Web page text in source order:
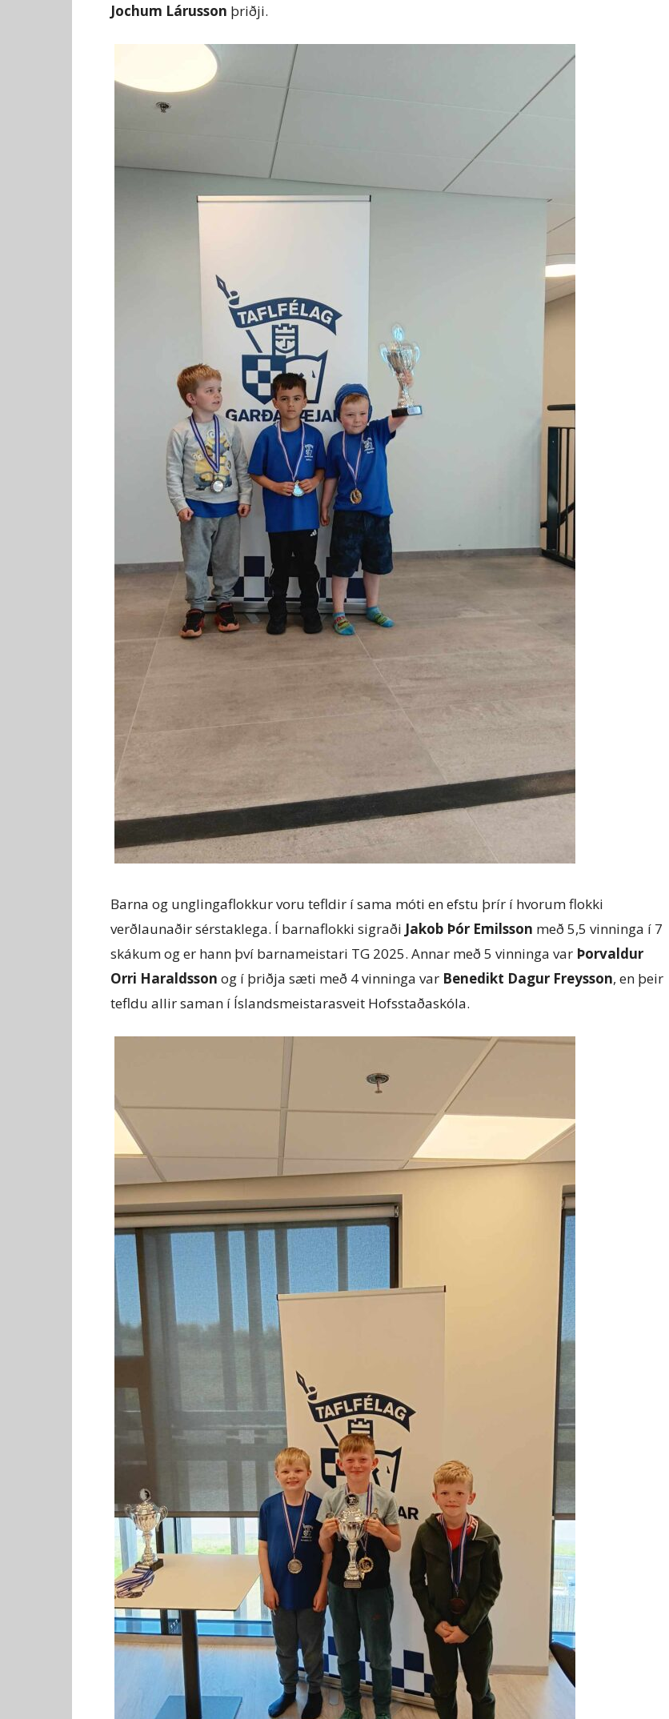
Jochum Lárusson þriðji.
Barna og unglingaflokkur voru tefldir í sama móti en efstu þrír í hvorum flokki
verðlaunaðir sérstaklega. Í barnaflokki sigraði Jakob Þór Emilsson með 5,5 vinninga í 7
skákum og er hann því barnameistari TG 2025. Annar með 5 vinninga var Þorvaldur
Orri Haraldsson og í þriðja sæti með 4 vinninga var Benedikt Dagur Freysson, en þeir
tefldu allir saman í Íslandsmeistarasveit Hofsstaðaskóla.